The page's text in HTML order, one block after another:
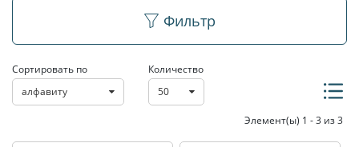
Формы для льда
Фильтр
Сортировать по
алфавиту
Количество
50
Элемент(ы) 1 - 3 из 3